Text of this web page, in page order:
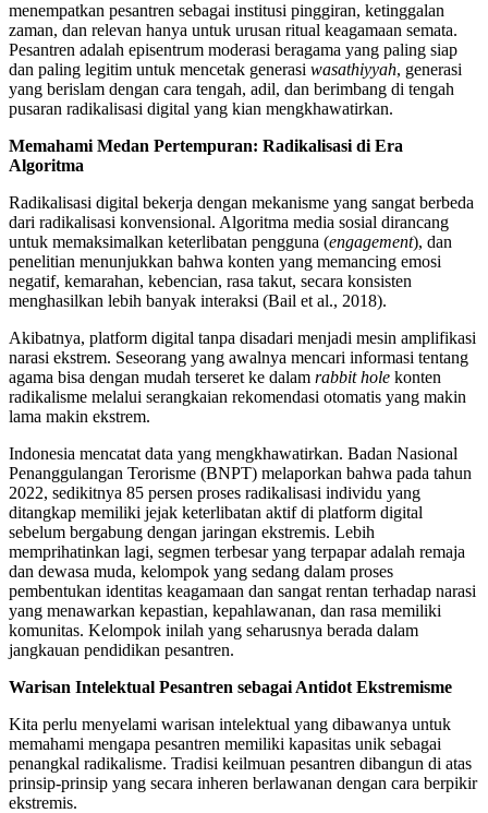
menempatkan pesantren sebagai institusi pinggiran, ketinggalan
zaman, dan relevan hanya untuk urusan ritual keagamaan semata.
Pesantren adalah episentrum moderasi beragama yang paling siap
dan paling legitim untuk mencetak generasi wasathiyyah, generasi
yang berislam dengan cara tengah, adil, dan berimbang di tengah
pusaran radikalisasi digital yang kian mengkhawatirkan.
Memahami Medan Pertempuran: Radikalisasi di Era
Algoritma
Radikalisasi digital bekerja dengan mekanisme yang sangat berbeda
dari radikalisasi konvensional. Algoritma media sosial dirancang
untuk memaksimalkan keterlibatan pengguna (engagement), dan
penelitian menunjukkan bahwa konten yang memancing emosi
negatif, kemarahan, kebencian, rasa takut, secara konsisten
menghasilkan lebih banyak interaksi (Bail et al., 2018).
Akibatnya, platform digital tanpa disadari menjadi mesin amplifikasi
narasi ekstrem. Seseorang yang awalnya mencari informasi tentang
agama bisa dengan mudah terseret ke dalam rabbit hole konten
radikalisme melalui serangkaian rekomendasi otomatis yang makin
lama makin ekstrem.
Indonesia mencatat data yang mengkhawatirkan. Badan Nasional
Penanggulangan Terorisme (BNPT) melaporkan bahwa pada tahun
2022, sedikitnya 85 persen proses radikalisasi individu yang
ditangkap memiliki jejak keterlibatan aktif di platform digital
sebelum bergabung dengan jaringan ekstremis. Lebih
memprihatinkan lagi, segmen terbesar yang terpapar adalah remaja
dan dewasa muda, kelompok yang sedang dalam proses
pembentukan identitas keagamaan dan sangat rentan terhadap narasi
yang menawarkan kepastian, kepahlawanan, dan rasa memiliki
komunitas. Kelompok inilah yang seharusnya berada dalam
jangkauan pendidikan pesantren.
Warisan Intelektual Pesantren sebagai Antidot Ekstremisme
Kita perlu menyelami warisan intelektual yang dibawanya untuk
memahami mengapa pesantren memiliki kapasitas unik sebagai
penangkal radikalisme. Tradisi keilmuan pesantren dibangun di atas
prinsip-prinsip yang secara inheren berlawanan dengan cara berpikir
ekstremis.